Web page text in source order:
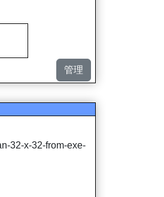
管理
32-x-32-from-exe-